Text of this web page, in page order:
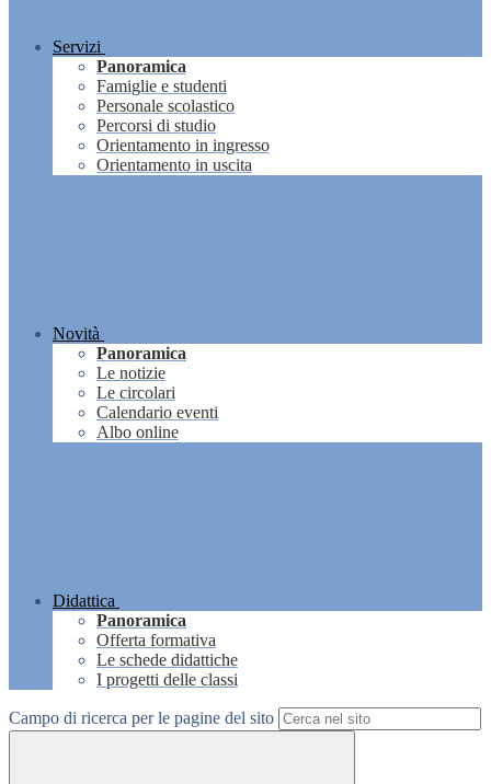
Servizi
Panoramica
Famiglie e studenti
Personale scolastico
Percorsi di studio
Orientamento in ingresso
Orientamento in uscita
Novità
Panoramica
Le notizie
Le circolari
Calendario eventi
Albo online
Didattica
Panoramica
Offerta formativa
Le schede didattiche
I progetti delle classi
Campo di ricerca per le pagine del sito